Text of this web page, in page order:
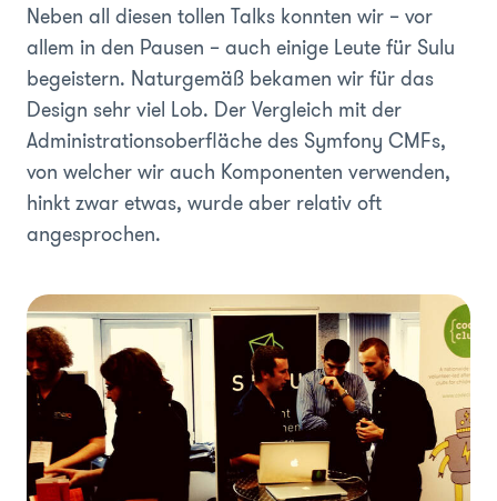
Neben all diesen tollen Talks konnten wir – vor
allem in den Pausen – auch einige Leute für Sulu
begeistern. Naturgemäß bekamen wir für das
Design sehr viel Lob. Der Vergleich mit der
Administrationsoberfläche des Symfony CMFs,
von welcher wir auch Komponenten verwenden,
hinkt zwar etwas, wurde aber relativ oft
angesprochen.